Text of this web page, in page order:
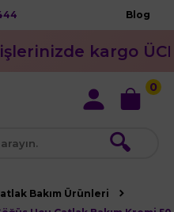
Blog
kargo
🔍
0
Bakım Ürünleri